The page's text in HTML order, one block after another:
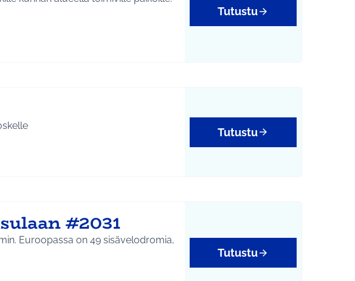
ja yhteisöllisyys
Tutustu
harrastukset
Tutustu
#2031
Euroopassa on 49 sisävelodromia,
Tutustu